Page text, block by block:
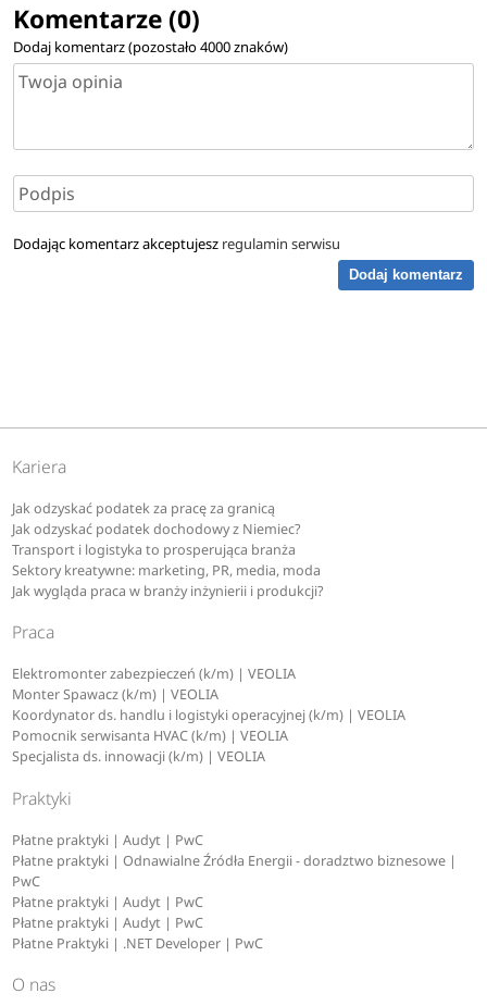
Komentarze (0)
Dodaj komentarz (pozostało4000znaków)
Dodając komentarz akceptujesz regulamin serwisu
Dodaj komentarz
Kariera
Jak odzyskać podatek za pracę za granicą
Jak odzyskać podatek dochodowy z Niemiec?
Transport i logistyka to prosperująca branża
Sektory kreatywne: marketing, PR, media, moda
Jak wygląda praca w branży inżynierii i produkcji?
Praca
Elektromonter zabezpieczeń (k/m) | VEOLIA
Monter Spawacz (k/m) | VEOLIA
Koordynator ds. handlu i logistyki operacyjnej (k/m) | VEOLIA
Pomocnik serwisanta HVAC (k/m) | VEOLIA
Specjalista ds. innowacji (k/m) | VEOLIA
Praktyki
Płatne praktyki | Audyt | PwC
Płatne praktyki | Odnawialne Źródła Energii - doradztwo biznesowe |
PwC
Płatne praktyki | Audyt | PwC
Płatne praktyki | Audyt | PwC
Płatne Praktyki | .NET Developer | PwC
O nas